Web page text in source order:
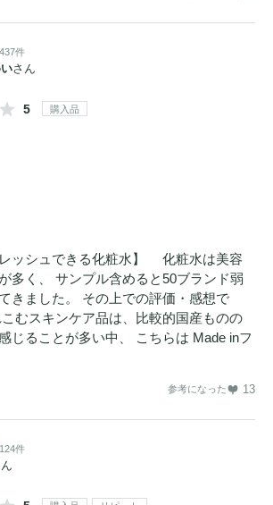
437件
さん
5 購入品
レッシュできる化粧水】 化粧水は美容
多く、 サンプル含めると50ブランド弱
きました。 その上での評価・感想で
むスキンケア品は、比較的国産ものの
じることが多い中、 こちらは Made inフ
参考になった 13
124件